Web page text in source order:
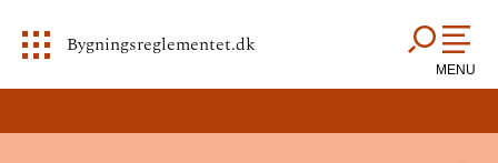
Bygningsreglementet.dk
MENU